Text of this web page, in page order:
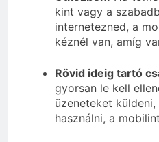
kint vagy a
internetezned, a
kéznél van, amíg
Rövid ideig tartó
gyorsan le kell
üzeneteket
használni, a